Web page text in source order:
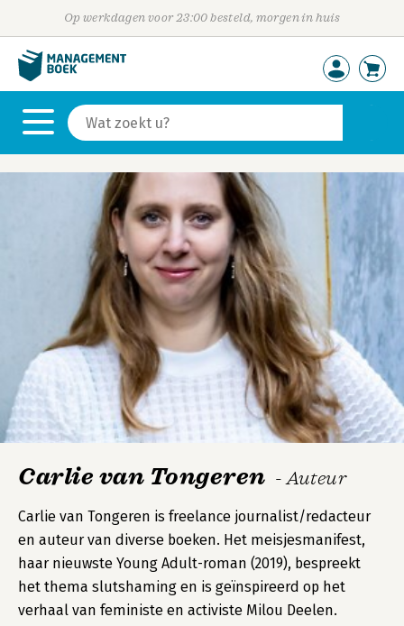
Op werkdagen voor 23:00 besteld, morgen in huis
Carlie van Tongeren - Auteur
Carlie van Tongeren is freelance journalist/redacteur
en auteur van diverse boeken. Het meisjesmanifest,
haar nieuwste Young Adult-roman (2019), bespreekt
het thema slutshaming en is geïnspireerd op het
verhaal van feministe en activiste Milou Deelen.